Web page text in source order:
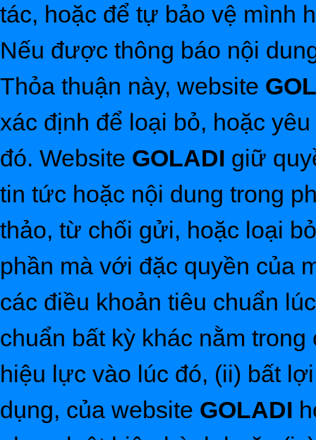
tác, hoặc để tự bảo vệ mình
Nếu được thông báo nội
Thỏa thuận này, website
xác định để loại bỏ, hoặc
đó. Website GOLADI giữ
tin tức hoặc nội dung trong
thảo, từ chối gửi, hoặc loại
phần mà với đặc quyền của
các điều khoản tiêu chuẩn
chuẩn bất kỳ khác nằm
hiệu lực vào lúc đó, (ii) bất
dụng, của website GOLADI